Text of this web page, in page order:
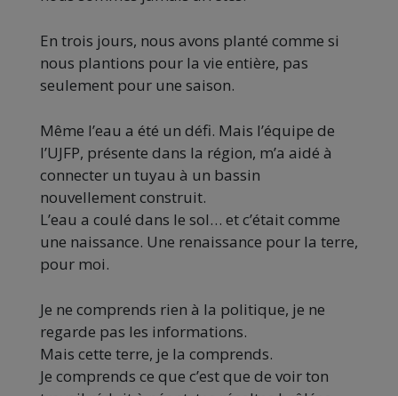
En trois jours, nous avons planté comme si
nous plantions pour la vie entière, pas
seulement pour une saison.
Même l’eau a été un défi. Mais l’équipe de
l’UJFP, présente dans la région, m’a aidé à
connecter un tuyau à un bassin
nouvellement construit.
L’eau a coulé dans le sol… et c’était comme
une naissance. Une renaissance pour la terre,
pour moi.
Je ne comprends rien à la politique, je ne
regarde pas les informations.
Mais cette terre, je la comprends.
Je comprends ce que c’est que de voir ton